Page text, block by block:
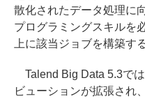
散化されたデータ処理に
プログラミングスキルを
上に該当ジョブを構築す
Talend Big Data 5.3で
ビューションが拡張され